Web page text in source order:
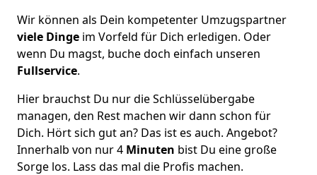
Wir können als Dein kompetenter Umzugspartner
viele Dinge im Vorfeld für Dich erledigen. Oder
wenn Du magst, buche doch einfach unseren
Fullservice.
Hier brauchst Du nur die Schlüsselübergabe
managen, den Rest machen wir dann schon für
Dich. Hört sich gut an? Das ist es auch. Angebot?
Innerhalb von nur 4 Minuten bist Du eine große
Sorge los. Lass das mal die Profis machen.